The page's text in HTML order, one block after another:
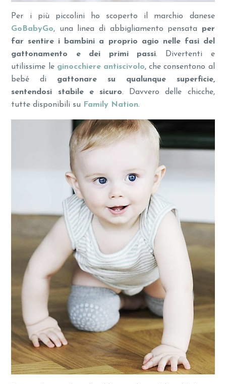
Per i più piccolini ho scoperto il marchio danese
GoBabyGo, una linea di abbigliamento pensata per
far sentire i bambini a proprio agio nelle fasi del
gattonamento e dei primi passi. Divertenti e
utilissime le ginocchiere antiscivolo, che consentono al
bebé di gattonare su qualunque superficie,
sentendosi stabile e sicuro. Davvero delle chicche,
tutte disponibili su Family Nation.